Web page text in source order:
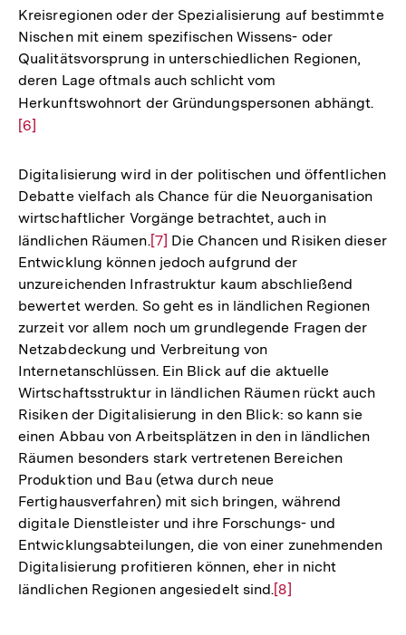
Kreisregionen oder der Spezialisierung auf bestimmte
Nischen mit einem spezifischen Wissens- oder
Qualitätsvorsprung in unterschiedlichen Regionen,
deren Lage oftmals auch schlicht vom
Herkunftswohnort der Gründungspersonen abhängt.
[6]
Digitalisierung wird in der politischen und öffentlichen
Debatte vielfach als Chance für die Neuorganisation
wirtschaftlicher Vorgänge betrachtet, auch in
ländlichen Räumen.Zur
Auflösung
der
Fußnote
[7] Die Chancen und Risiken dieser
Entwicklung können jedoch aufgrund der
unzureichenden Infrastruktur kaum abschließend
bewertet werden. So geht es in ländlichen Regionen
zurzeit vor allem noch um grundlegende Fragen der
Netzabdeckung und Verbreitung von
Internetanschlüssen. Ein Blick auf die aktuelle
Wirtschaftsstruktur in ländlichen Räumen rückt auch
Risiken der Digitalisierung in den Blick: so kann sie
einen Abbau von Arbeitsplätzen in den in ländlichen
Räumen besonders stark vertretenen Bereichen
Produktion und Bau (etwa durch neue
Fertighausverfahren) mit sich bringen, während
digitale Dienstleister und ihre Forschungs- und
Entwicklungsabteilungen, die von einer zunehmenden
Digitalisierung profitieren können, eher in nicht
ländlichen Regionen angesiedelt sind.Zur
[8]